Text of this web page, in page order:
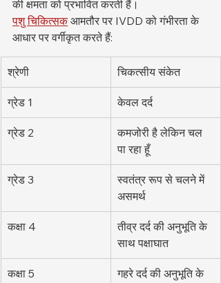
की क्षमता को प्रभावित करती हैं।
पशु चिकित्सक आमतौर पर IVDD को गंभीरता के
आधार पर वर्गीकृत करते हैं:
श्रेणी चिकत्सीय संकेत
ग्रेड 1 केवल दर्द
ग्रेड 2
कमजोरी है लेकिन चल
पा रहा हूँ
ग्रेड 3
स्वतंत्र रूप से चलने में
असमर्थ
कक्षा 4
तीव्र दर्द की अनुभूति के
साथ पक्षाघात
कक्षा 5
गहरे दर्द की अनुभूति के